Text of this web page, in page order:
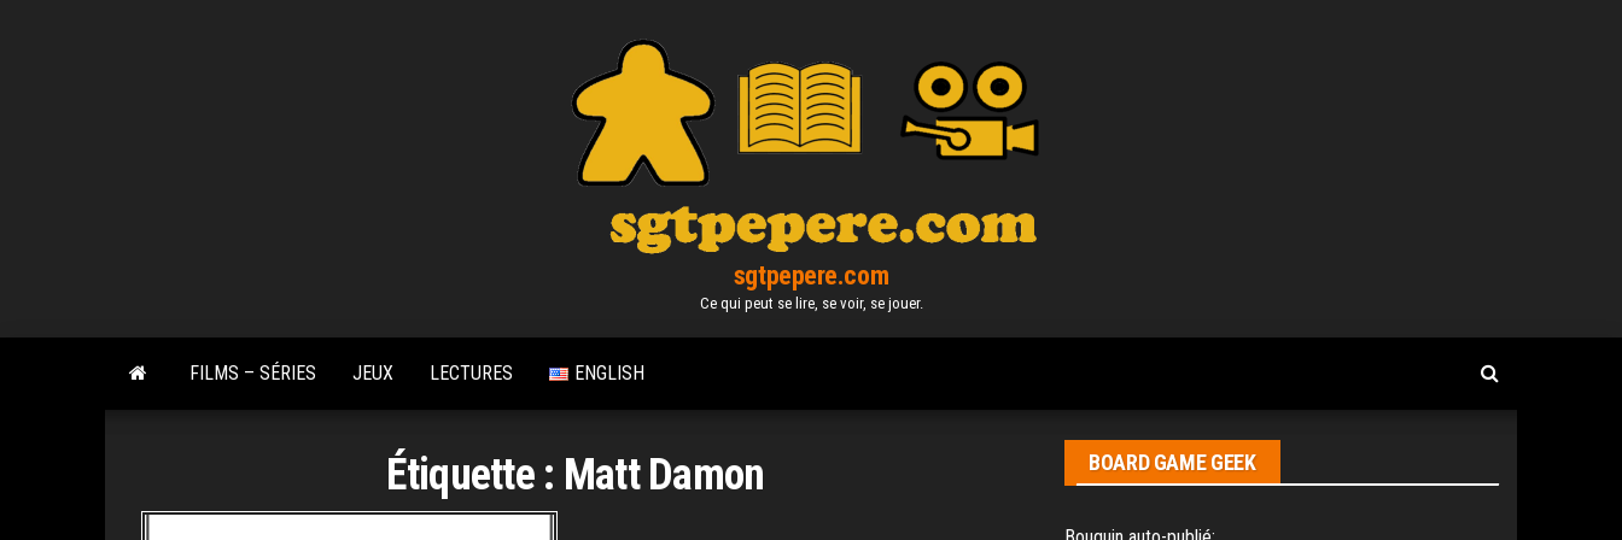
sgtpepere.com
Ce qui peut se lire, se voir, se jouer.
FILMS – SÉRIES JEUX LECTURES ENGLISH
Étiquette : Matt Damon BOARD GAME GEEK